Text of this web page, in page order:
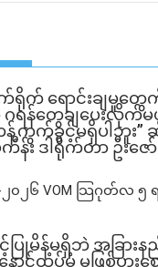
ရိုက် ရောင်းချမှုတွ
ရန်တွေချပေးလိုက်
က်ခွင့်မရှိပါဘူး”
ကိန်း ဒါရိုက်တာ ဦးဇ
၂၀၂၆ VOM သြဂုတ်လ ၅
မိန့်မရှိဘဲ အခြားန
နောင်ထပ်မံ မဖြစ်ပွာ